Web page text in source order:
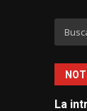
Buscar:
La